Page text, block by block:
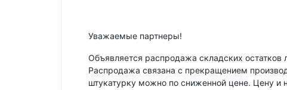
Уважаемые партнеры!
Объявляется распродажа складских остатков
Распродажа связана с прекращением
штукатурку можно по сниженной цене. Цену и